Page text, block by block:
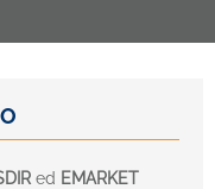
ed EMARKET